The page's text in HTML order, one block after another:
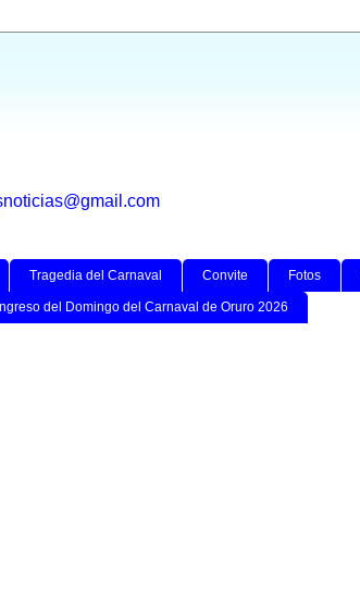
Tragedia del Carnaval Convite Fotos
del Domingo del Carnaval de Oruro 2026